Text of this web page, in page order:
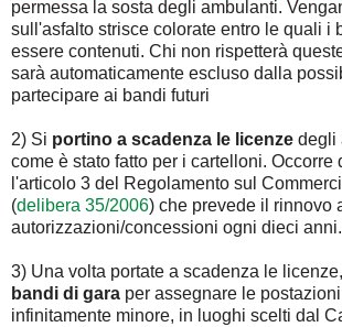
permessa la sosta degli ambulanti.
sull'asfalto strisce colorate entro le quali i
essere contenuti. Chi non rispetterà
sarà automaticamente escluso dalla
partecipare ai bandi futuri
2) Si portino a scadenza le licenze degli
come è stato fatto per i cartelloni. Occorre
l'articolo 3 del Regolamento sul
(delibera 35/2006) che prevede il rinnovo
autorizzazioni/concessioni ogni dieci anni.
3) Una volta portate a scadenza le
bandi di gara per assegnare le
infinitamente minore, in luoghi scelti dal